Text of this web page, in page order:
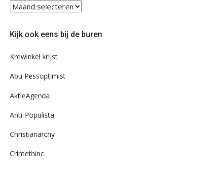
Blader
ons
Kijk ook eens bij de buren
Krewinkel krijst
Abu Pessoptimist
AktieAgenda
Anti-Populista
Christianarchy
Crimethinc